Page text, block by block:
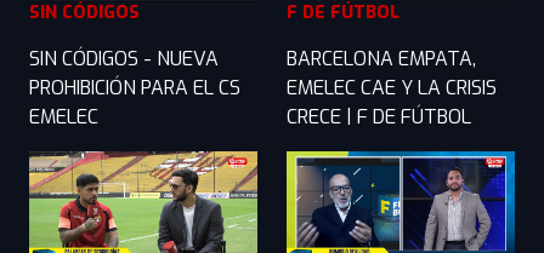
SIN CÓDIGOS
SIN CÓDIGOS - NUEVA
PROHIBICIÓN PARA EL CS
EMELEC
F DE FÚTBOL
BARCELONA EMPATA,
EMELEC CAE Y LA CRISIS
CRECE | F DE FÚTBOL